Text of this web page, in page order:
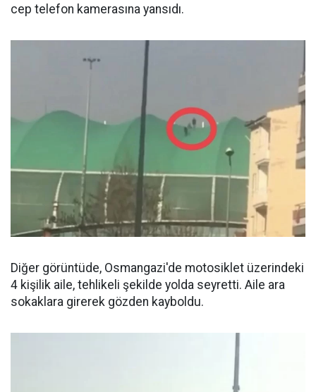
cep telefon kamerasına yansıdı.
Diğer görüntüde, Osmangazi'de motosiklet üzerindeki
4 kişilik aile, tehlikeli şekilde yolda seyretti. Aile ara
sokaklara girerek gözden kayboldu.